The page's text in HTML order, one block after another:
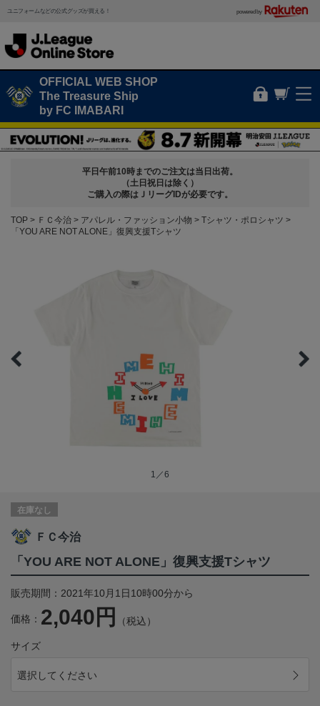
ユニフォームなどの公式グッズが買える！ powered by
OFFICIAL WEB SHOP
The Treasure Ship
by FC IMABARI
平日午前10時までのご注文は当日出荷。
（土日祝日は除く）
ご購入の際はＪリーグIDが必要です。
TOP ＦＣ今治 アパレル・ファッション小物
Tシャツ・ポロシャツ
「YOU ARE NOT ALONE」復興支援Tシャツ
1／6
在庫なし
ＦＣ今治
「YOU ARE NOT ALONE」復興支援Tシャツ
販売期間：2021年10月1日10時00分から
価格： 2,040円 （税込）
サイズ
選択してください